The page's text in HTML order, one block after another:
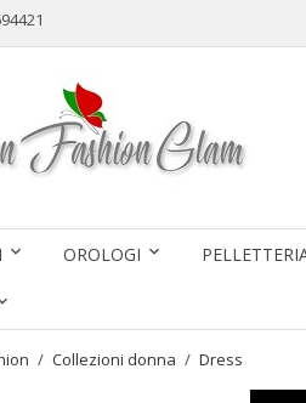
OROLOGI
Collezioni donna Dress